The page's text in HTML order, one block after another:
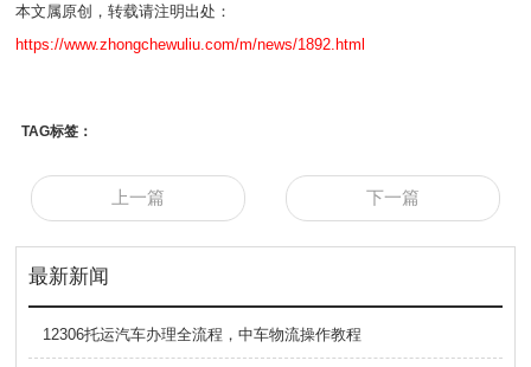
本文属原创，转载请注明出处：
https://www.zhongchewuliu.com/m/news/1892.html
TAG标签：
上一篇 下一篇
最新新闻
12306托运汽车办理全流程，中车物流操作教程